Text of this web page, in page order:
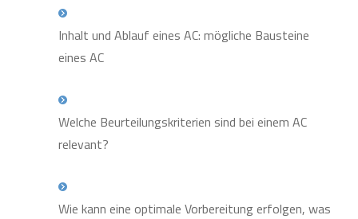
Inhalt und Ablauf eines AC: mögliche Bausteine
eines AC
Welche Beurteilungskriterien sind bei einem AC
relevant?
Wie kann eine optimale Vorbereitung erfolgen, was